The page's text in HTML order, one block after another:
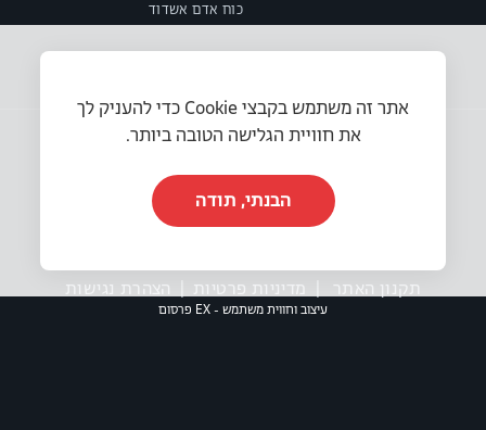
כוח אדם אשדוד
תקנון האתר מדיניות פרטיות הצהרת נגישות
עיצוב וחווית משתמש - EX פרסום
אתר זה משתמש בקבצי Cookie כדי להעניק לך
את חוויית הגלישה הטובה ביותר.
הבנתי, תודה